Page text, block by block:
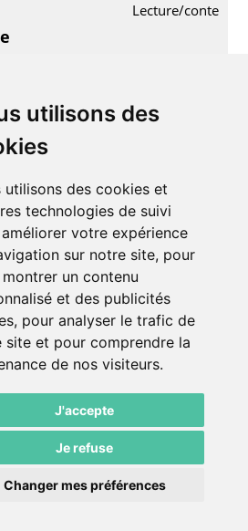
utilisons des
utilisons des cookies et
technologies de suivi
votre expérience
sur notre site, pour
un contenu
et des publicités
pour analyser le trafic de
site et pour comprendre la
de nos visiteurs.
J'accepte
Je refuse
Changer mes préférences
Lecture/conte
Neuchâtelois
725 03 03
05 05